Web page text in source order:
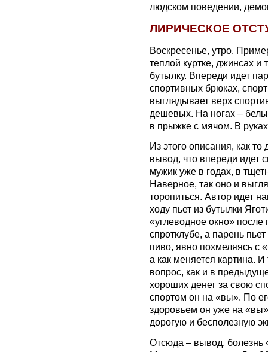
людском поведении,
ЛИРИЧЕСКОЕ
Воскресенье, утро.
теплой куртке, джинсах и
бутылку. Впереди идет
спортивных брюках,
выглядывает верх
дешевых. На ногах –
в прыжке с мячом. В
Из этого описания, как
вывод, что впереди идет
мужик уже в годах, в
Наверное, так оно и
торопиться. Автор идет
ходу пьет из бутылки
«углеводное окно» после
спротклубе, а парень
пиво, явно похмеляясь с
а как меняется картина.
вопрос, как и в
хороших денег за свою
спортом он на «вы». По
здоровьем он уже на
дорогую и бесполезную
Отсюда – вывод, болезнь